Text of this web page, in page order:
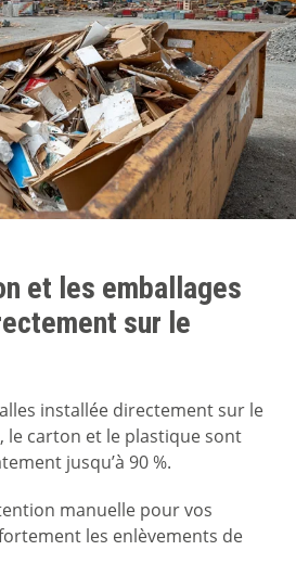
et les emballages
sur le
installée directement sur le
le carton et le plastique sont
jusqu’à 90 %.
manuelle pour vos
les enlèvements de